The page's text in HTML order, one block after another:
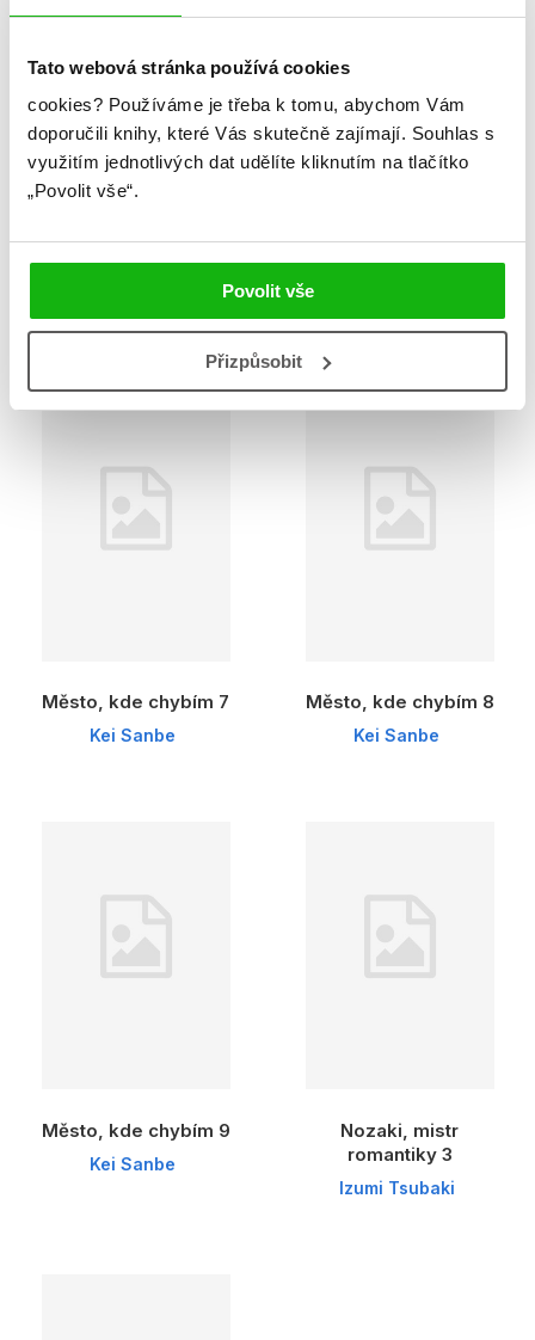
Tato webová stránka používá cookies
cookies? Používáme je třeba k tomu, abychom Vám
doporučili knihy, které Vás skutečně zajímají. Souhlas s
využitím jednotlivých dat udělíte kliknutím na tlačítko
„Povolit vše“.
Povolit vše
Přizpůsobit
Město, kde chybím 7
Kei Sanbe
Město, kde chybím 8
Kei Sanbe
Město, kde chybím 9
Kei Sanbe
Nozaki, mistr
romantiky 3
Izumi Tsubaki